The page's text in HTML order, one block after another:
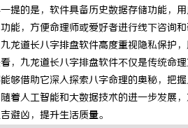
提的是，软件具备历史数据存储功能，
能，方便命理师或爱好者进行线下咨询和
龙道长八字排盘软件高度重视隐私保护
，九龙道长八字排盘软件不仅是传统命
够借助它深入探索八字命理的奥秘，把握
着人工智能和大数据技术的进一步发展
避凶，提升生活质量。